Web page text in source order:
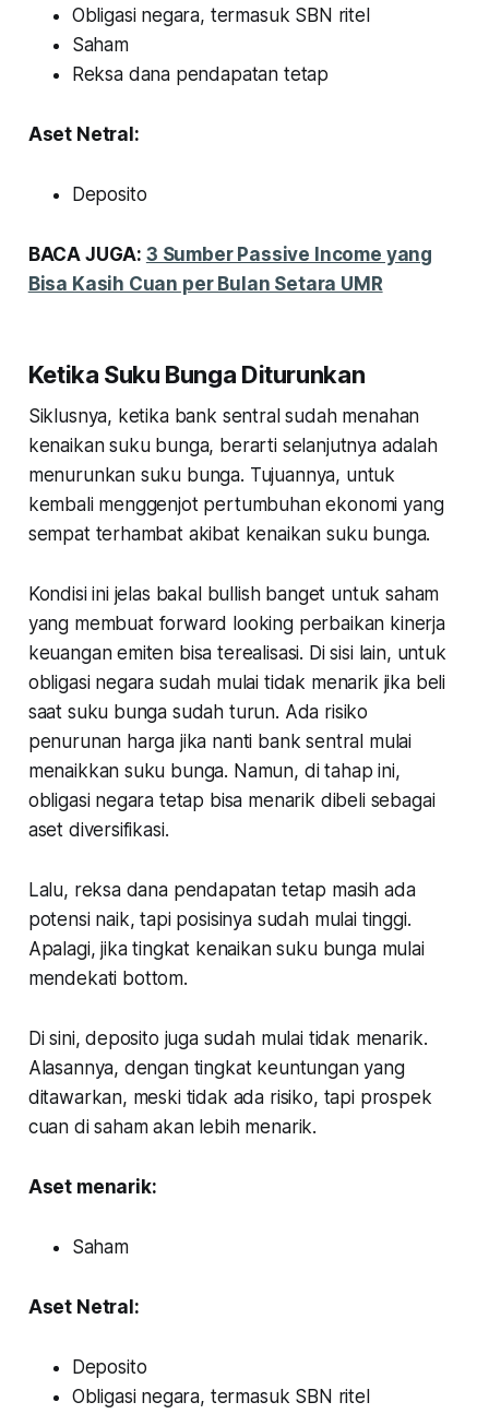
Obligasi negara, termasuk SBN ritel
Saham
Reksa dana pendapatan tetap
Aset Netral:
Deposito
BACA JUGA: 3 Sumber Passive Income yang
Bisa Kasih Cuan per Bulan Setara UMR
Ketika Suku Bunga Diturunkan
Siklusnya, ketika bank sentral sudah menahan
kenaikan suku bunga, berarti selanjutnya adalah
menurunkan suku bunga. Tujuannya, untuk
kembali menggenjot pertumbuhan ekonomi yang
sempat terhambat akibat kenaikan suku bunga.
Kondisi ini jelas bakal bullishbanget untuk saham
yang membuat forward lookingperbaikan kinerja
keuangan emiten bisa terealisasi. Di sisi lain, untuk
obligasi negara sudah mulai tidak menarik jika beli
saat suku bunga sudah turun. Ada risiko
penurunan harga jika nanti bank sentral mulai
menaikkan suku bunga. Namun, di tahap ini,
obligasi negara tetap bisa menarik dibeli sebagai
aset diversifikasi.
Lalu, reksa dana pendapatan tetap masih ada
potensi naik, tapi posisinya sudah mulai tinggi.
Apalagi, jika tingkat kenaikan suku bunga mulai
mendekati bottom.
Di sini, deposito juga sudah mulai tidak menarik.
Alasannya, dengan tingkat keuntungan yang
ditawarkan, meski tidak ada risiko, tapi prospek
cuan di saham akan lebih menarik.
Aset menarik:
Saham
Aset Netral:
Deposito
Obligasi negara, termasuk SBN ritel